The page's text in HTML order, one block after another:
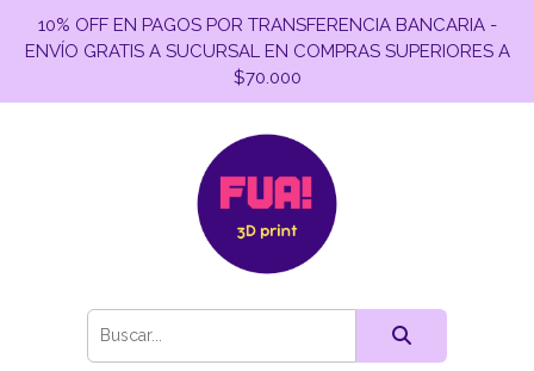
10% OFF EN PAGOS POR TRANSFERENCIA BANCARIA -
ENVÍO GRATIS A SUCURSAL EN COMPRAS SUPERIORES A
$70.000